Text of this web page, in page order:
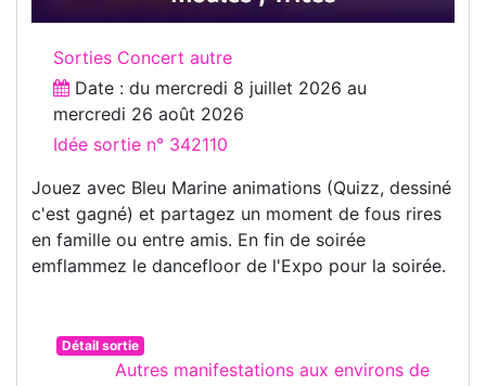
Sorties Concert autre
Date : du mercredi 8 juillet 2026 au
mercredi 26 août 2026
Idée sortie n° 342110
Jouez avec Bleu Marine animations (Quizz, dessiné
c'est gagné) et partagez un moment de fous rires
en famille ou entre amis. En fin de soirée
emflammez le dancefloor de l'Expo pour la soirée.
Détail sortie
Autres manifestations aux environs de